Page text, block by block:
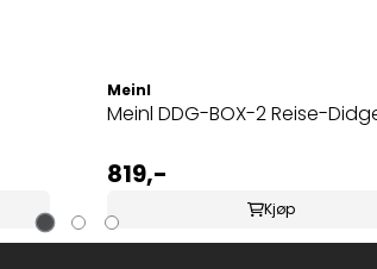
Meinl
Meinl DDG-BOX-2 Reise-
819,-
Kjøp